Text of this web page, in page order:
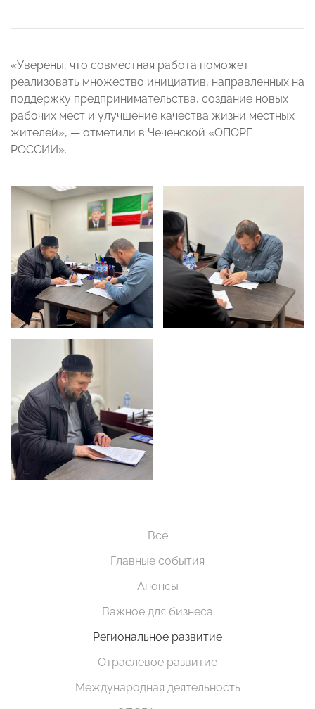
«Уверены, что совместная работа поможет
реализовать множество инициатив, направленных на
поддержку предпринимательства, создание новых
рабочих мест и улучшение качества жизни местных
жителей», — отметили в Чеченской «ОПОРЕ
РОССИИ».
Все
Главные события
Анонсы
Важное для бизнеса
Региональное развитие
Отраслевое развитие
Международная деятельность